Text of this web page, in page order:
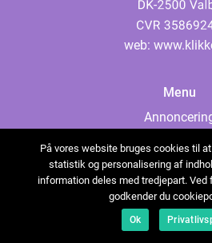
web:
Menu
Cookies
Kontakt os
Sitemap
På vores website bruges cookies til
statistik og personalisering af
information deles med tredjepart.
godkender du
Ok